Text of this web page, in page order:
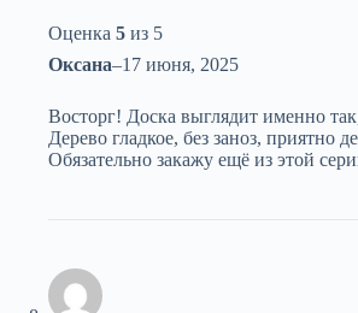
Оценка 5 из 5
Оксана–17 июня, 2025
Восторг! Доска выглядит именно
Дерево гладкое, без заноз, приятно
Обязательно закажу ещё из этой